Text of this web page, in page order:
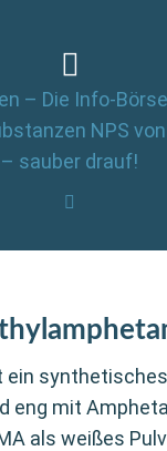
ein synthetisches
eng mit
als weißes